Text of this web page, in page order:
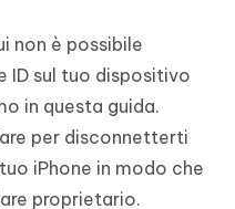
non è possibile
ID sul tuo dispositivo
in questa guida.
per disconnetterti
iPhone in modo che
proprietario.